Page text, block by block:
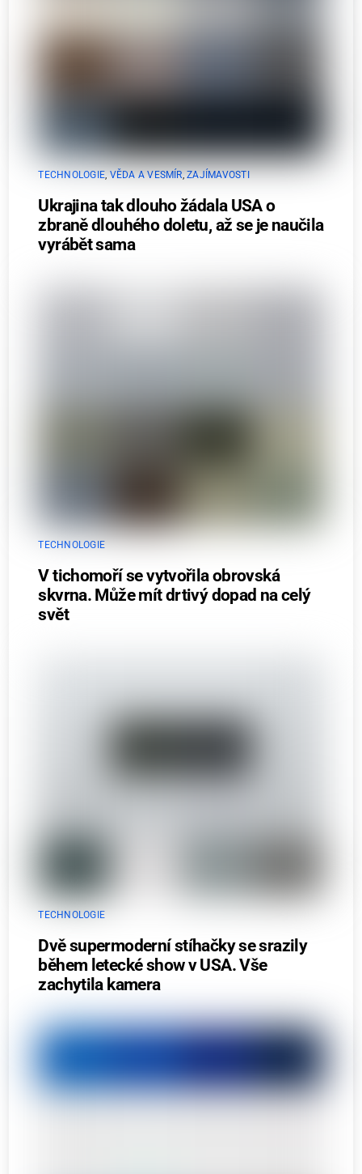
TECHNOLOGIE, VĚDA A VESMÍR,ZAJÍMAVOSTI
Ukrajina tak dlouho žádala USA o
zbraně dlouhého doletu, až se je naučila
vyrábět sama
TECHNOLOGIE
V tichomoří se vytvořila obrovská
skvrna. Může mít drtivý dopad na celý
svět
TECHNOLOGIE
Dvě supermoderní stíhačky se srazily
během letecké show v USA. Vše
zachytila kamera